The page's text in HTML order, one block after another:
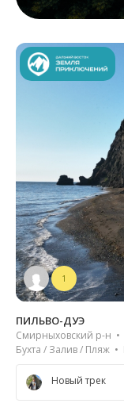
1
ПИЛЬВО-ДУЭ
Смирныховский р-н
Бухта / Залив / Пляж
Новый трек